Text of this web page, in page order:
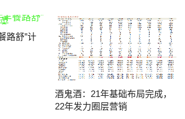
路舒”计
酒鬼酒：21年基础布局完成，
22年发力圈层营销